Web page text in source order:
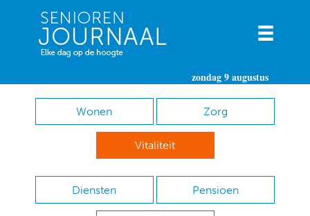
zondag 9 augustus
Wonen Zorg
Vitaliteit
Diensten Pensioen